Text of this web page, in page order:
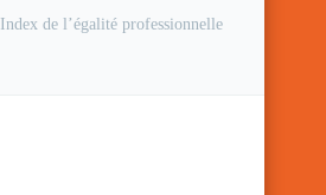
Index de l’égalité professionnelle